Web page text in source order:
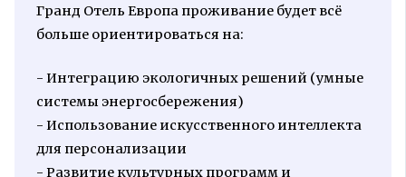
Гранд Отель Европа проживание будет всё
больше ориентироваться на:
- Интеграцию экологичных решений (умные
системы энергосбережения)
- Использование искусственного интеллекта
для персонализации
- Развитие культурных программ и